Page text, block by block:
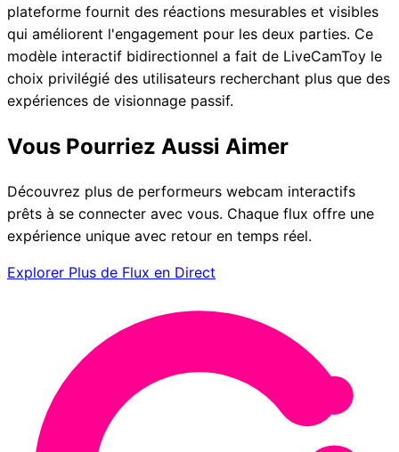
plateforme fournit des réactions mesurables et visibles
qui améliorent l'engagement pour les deux parties. Ce
modèle interactif bidirectionnel a fait de LiveCamToy le
choix privilégié des utilisateurs recherchant plus que des
expériences de visionnage passif.
Vous Pourriez Aussi Aimer
Découvrez plus de performeurs webcam interactifs
prêts à se connecter avec vous. Chaque flux offre une
expérience unique avec retour en temps réel.
Explorer Plus de Flux en Direct